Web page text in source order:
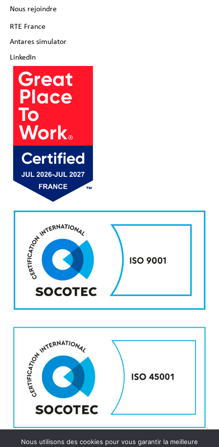
Nous rejoindre
RTE France
Antares simulator
LinkedIn
Nous utilisons des cookies pour vous garantir la meilleure